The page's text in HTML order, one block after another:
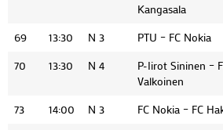
Kangasala
69 13:30 N 3 PTU – FC Nokia
70
13:30 N 4
P-Iirot Sininen –
Valkoinen
73 14:00 N 3 FC Nokia – FC